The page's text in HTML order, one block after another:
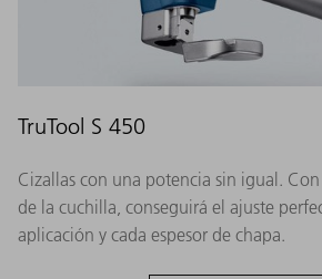
TruTool S 450
Cizallas con una potencia sin igual.
de la cuchilla, conseguirá el ajuste
aplicación y cada espesor de chapa.